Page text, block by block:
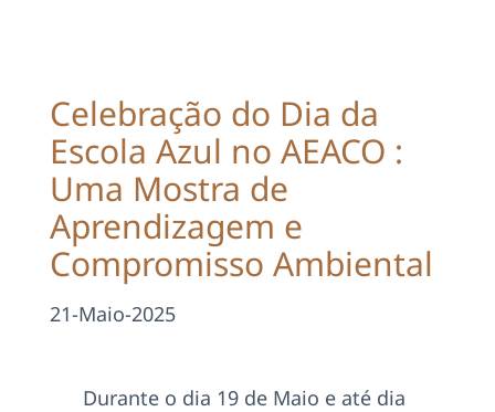
Área Reservada
Pesquisar
Celebração do Dia da
Escola Azul no AEACO :
Uma Mostra de
Aprendizagem e
Compromisso Ambiental
21-Maio-2025
Durante o dia 19 de Maio e até dia